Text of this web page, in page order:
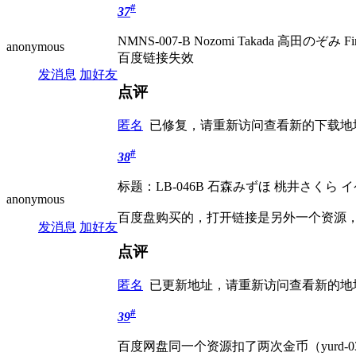
anonymous
发消息 加好友
37#
NMNS-007-B Nozomi Takada 高田のぞみ
百度链接失效
点评
匿名 已修复，请重新访问查看新的下载
anonymous
发消息 加好友
38#
标题：LB-046B 石森みずほ 桃井さくら
百度盘购买的，打开链接是另外一个资源
点评
匿名 已更新地址，请重新访问查看新的
39#
百度网盘同一个资源扣了两次金币（yurd-